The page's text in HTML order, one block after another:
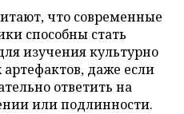
что современные
способны стать
изучения культурно
даже если
ответить на
или подлинности.